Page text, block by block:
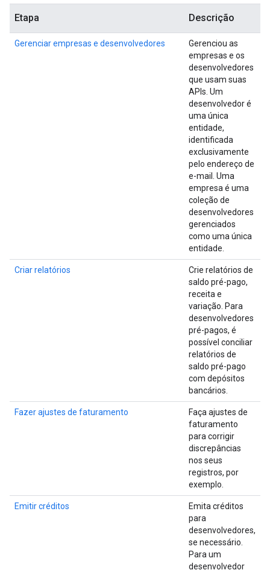
Etapa Descrição
Gerenciar empresas e desenvolvedores
Gerenciou as
empresas e os
desenvolvedores
que usam suas
APIs. Um
desenvolvedor é
uma única
entidade,
identificada
exclusivamente
pelo endereço de
e-mail. Uma
empresa é uma
coleção de
desenvolvedores
gerenciados
como uma única
entidade.
Criar relatórios
Crie relatórios de
saldo pré-pago,
receita e
variação. Para
desenvolvedores
pré-pagos, é
possível conciliar
relatórios de
saldo pré-pago
com depósitos
bancários.
Fazer ajustes de faturamento
Faça ajustes de
faturamento
para corrigir
discrepâncias
nos seus
registros, por
exemplo.
Emitir créditos
Emita créditos
para
desenvolvedores,
se necessário.
Para um
desenvolvedor